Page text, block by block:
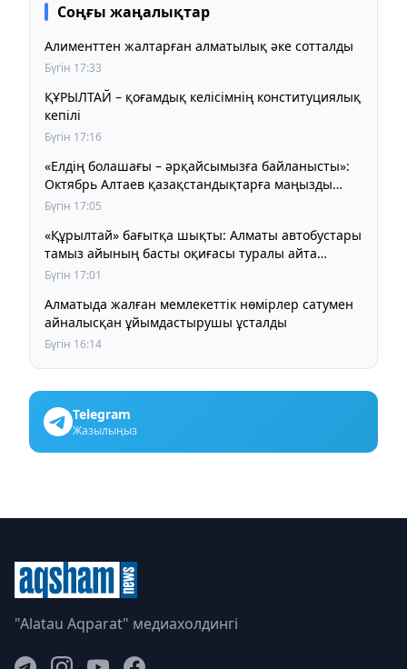
Соңғы жаңалықтар
Алименттен жалтарған алматылық әке сотталды
Бүгін 17:33
ҚҰРЫЛТАЙ – қоғамдық келісімнің конституциялық
кепілі
Бүгін 17:16
«Елдің болашағы – әрқайсымызға байланысты»:
Октябрь Алтаев қазақстандықтарға маңызды
үндеу жасады
Бүгін 17:05
«Құрылтай» бағытқа шықты: Алматы автобустары
тамыз айының басты оқиғасы туралы айта
бастады
Бүгін 17:01
Алматыда жалған мемлекеттік нөмірлер сатумен
айналысқан ұйымдастырушы ұсталды
Бүгін 16:14
Telegram
Жазылыңыз
"Alatau Aqparat" медиахолдингі